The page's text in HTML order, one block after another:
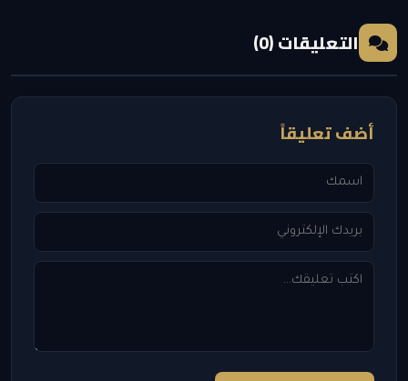
التعليقات (0)
أضف تعليقاً